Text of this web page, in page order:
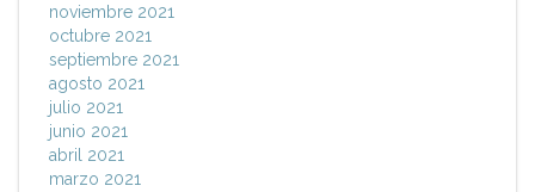
noviembre 2021
octubre 2021
septiembre 2021
agosto 2021
julio 2021
junio 2021
abril 2021
marzo 2021